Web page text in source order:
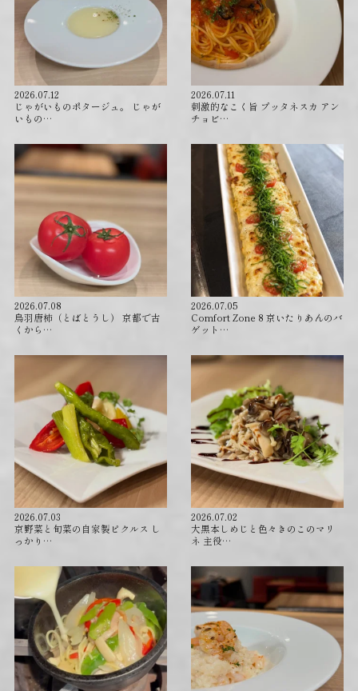
2026.07.12
じゃがいものポタージュ。 じゃが
いもの…
2026.07.11
刺激的なこく旨 プッタネスカ アン
チョビ…
2026.07.08
⁡鳥羽唐柿（とばとうし） 京都で古
くから…
2026.07.05
Comfort Zone 8 京いたりあんのバ
ゲット…
2026.07.03
京野菜と旬菜の自家製ピクルス し
っかり…
2026.07.02
⁡大黒本しめじと色々きのこのマリ
ネ 主役…